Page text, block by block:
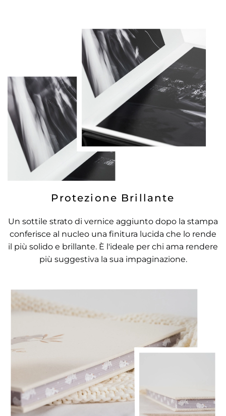
Protezione Brillante
Un sottile strato di vernice aggiunto dopo la stampa
conferisce al nucleo una finitura lucida che lo rende
il più solido e brillante. È l'ideale per chi ama rendere
più suggestiva la sua impaginazione.